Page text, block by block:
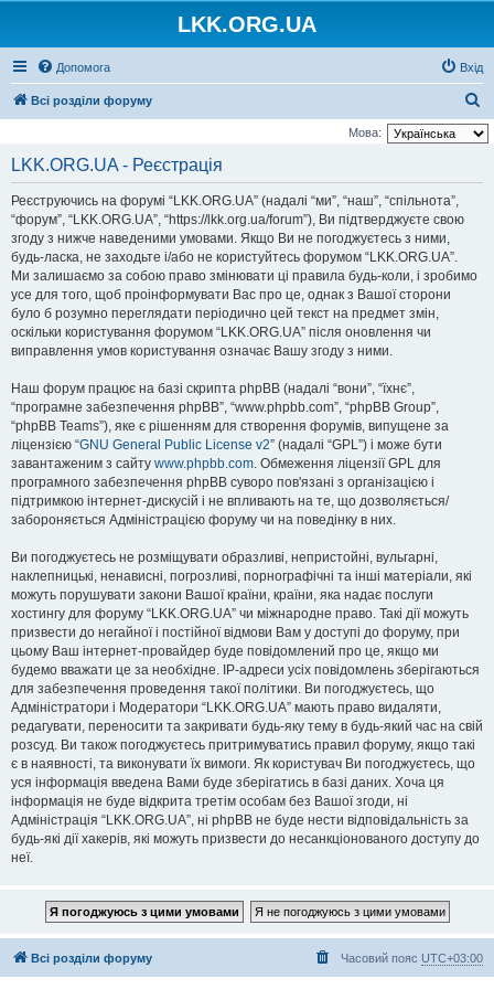
LKK.ORG.UA
Допомога Вхід
Всі розділи форуму
о
Мова:
LKK.ORG.UA - Реєстрація
Реєструючись на форумі “LKK.ORG.UA” (надалі “ми”, “наш”, “спільнота”,
“форум”, “LKK.ORG.UA”, “https://lkk.org.ua/forum”), Ви підтверджуєте свою
згоду з нижче наведеними умовами. Якщо Ви не погоджуєтесь з ними,
будь-ласка, не заходьте і/або не користуйтесь форумом “LKK.ORG.UA”.
Ми залишаємо за собою право змінювати ці правила будь-коли, і зробимо
усе для того, щоб проінформувати Вас про це, однак з Вашої сторони
було б розумно переглядати періодично цей текст на предмет змін,
оскільки користування форумом “LKK.ORG.UA” після оновлення чи
виправлення умов користування означає Вашу згоду з ними.
Наш форум працює на базі скрипта phpBB (надалі “вони”, “їхнє”,
“програмне забезпечення phpBB”, “www.phpbb.com”, “phpBB Group”,
“phpBB Teams”), яке є рішенням для створення форумів, випущене за
ліцензією “GNU General Public License v2” (надалі “GPL”) і може бути
завантаженим з сайту www.phpbb.com. Обмеження ліцензії GPL для
програмного забезпечення phpBB суворо пов'язані з організацією і
підтримкою інтернет-дискусій і не впливають на те, що дозволяється/
забороняється Адміністрацією форуму чи на поведінку в них.
Ви погоджуєтесь не розміщувати образливі, непристойні, вульгарні,
наклепницькі, ненависні, погрозливі, порнографічні та інші матеріали, які
можуть порушувати закони Вашої країни, країни, яка надає послуги
хостингу для форуму “LKK.ORG.UA” чи міжнародне право. Такі дії можуть
призвести до негайної і постійної відмови Вам у доступі до форуму, при
цьому Ваш інтернет-провайдер буде повідомлений про це, якщо ми
будемо вважати це за необхідне. IP-адреси усіх повідомлень зберігаються
для забезпечення проведення такої політики. Ви погоджуєтесь, що
Адміністратори і Модератори “LKK.ORG.UA” мають право видаляти,
редагувати, переносити та закривати будь-яку тему в будь-який час на свій
розсуд. Ви також погоджуєтесь притримуватись правил форуму, якщо такі
є в наявності, та виконувати їх вимоги. Як користувач Ви погоджуєтесь, що
уся інформація введена Вами буде зберігатись в базі даних. Хоча ця
інформація не буде відкрита третім особам без Вашої згоди, ні
Адміністрація “LKK.ORG.UA”, ні phpBB не буде нести відповідальність за
будь-які дії хакерів, які можуть призвести до несанкціонованого доступу до
неї.
Всі розділи форуму Часовий пояс UTC+03:00